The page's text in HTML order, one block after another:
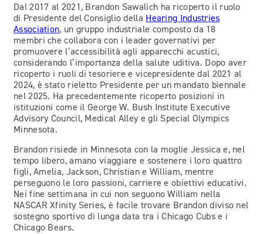
Dal 2017 al 2021, Brandon Sawalich ha ricoperto il ruolo
di Presidente del Consiglio della Hearing Industries
Association, un gruppo industriale composto da 18
membri che collabora con i leader governativi per
promuovere l’accessibilità agli apparecchi acustici,
considerando l’importanza della salute uditiva. Dopo aver
ricoperto i ruoli di tesoriere e vicepresidente dal 2021 al
2024, è stato rieletto Presidente per un mandato biennale
nel 2025. Ha precedentemente ricoperto posizioni in
istituzioni come il George W. Bush Institute Executive
Advisory Council, Medical Alley e gli Special Olympics
Minnesota.
Brandon risiede in Minnesota con la moglie Jessica e, nel
tempo libero, amano viaggiare e sostenere i loro quattro
figli, Amelia, Jackson, Christian e William, mentre
perseguono le loro passioni, carriere e obiettivi educativi.
Nei fine settimana in cui non seguono William nella
NASCAR Xfinity Series, è facile trovare Brandon diviso nel
sostegno sportivo di lunga data tra i Chicago Cubs e i
Chicago Bears.